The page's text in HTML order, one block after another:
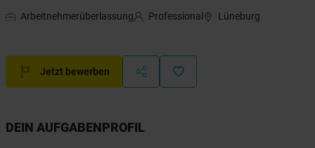
Arbeitnehmerüberlassung Professional Lüneburg
Jetzt bewerben
DEIN AUFGABENPROFIL